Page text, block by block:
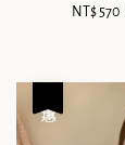
Sale
NT$ 570